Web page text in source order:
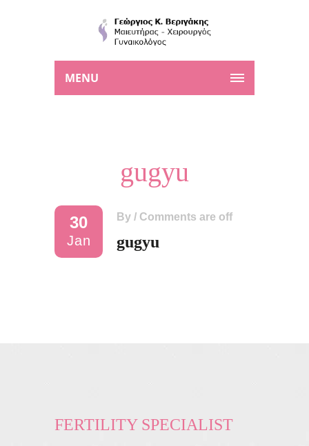
MENU
gugyu
30
Jan
By / Comments are off
gugyu
FERTILITY SPECIALIST